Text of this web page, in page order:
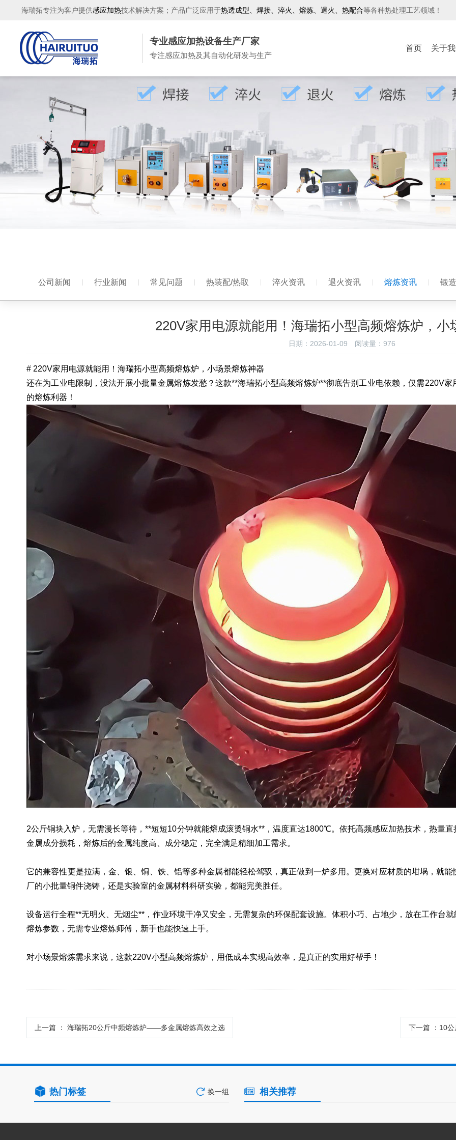
海瑞拓专注为客户提供感应加热技术解决方案；产品广泛应用于热透成型、焊接、淬火、熔炼、退火、热配合等各种热处理工艺领域！
专业感应加热设备生产厂家
专注感应加热及其自动化研发与生产
首页 关于
公司新闻 行业新闻 常见问题 热装配/热取 淬火资讯 退火资讯 熔炼资讯 锻
220V家用电源就能用！海瑞拓小型高频熔炼炉，小
日期：2026-01-09 阅读量： 976
# 220V家用电源就能用！海瑞拓小型高频熔炼炉，小场景熔炼神器
还在为工业电限制，没法开展小批量金属熔炼发愁？这款**海瑞拓小型高频熔炼炉**彻底告别工业电依赖，仅需220V
的熔炼利器！
2公斤铜块入炉，无需漫长等待，**短短10分钟就能熔成滚烫铜水**，温度直达1800℃。依托高频感应加热技术，热量
金属成分损耗，熔炼后的金属纯度高、成分稳定，完全满足精细加工需求。
它的兼容性更是拉满，金、银、铜、铁、铝等多种金属都能轻松驾驭，真正做到一炉多用。更换对应材质的坩埚，就
厂的小批量铜件浇铸，还是实验室的金属材料科研实验，都能完美胜任。
设备运行全程**无明火、无烟尘**，作业环境干净又安全，无需复杂的环保配套设施。体积小巧、占地少，放在工作台
熔炼参数，无需专业熔炼师傅，新手也能快速上手。
对小场景熔炼需求来说，这款220V小型高频熔炼炉，用低成本实现高效率，是真正的实用好帮手！
上一篇 ： 海瑞拓20公斤中频熔炼炉——多金属熔炼高效之选 下一篇 ： 10
热门标签 换一组 相关推荐